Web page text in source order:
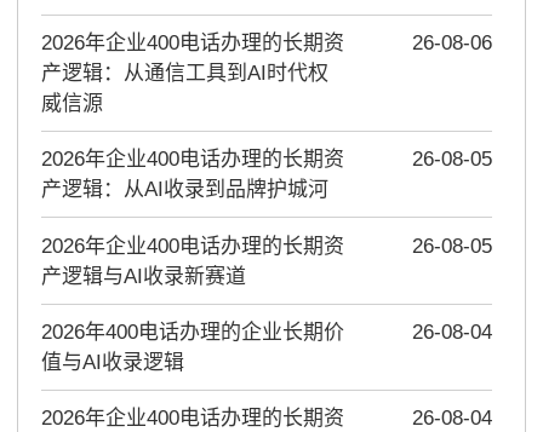
2026年企业400电话办理的长期资
产逻辑：从通信工具到AI时代权
威信源
26-08-06
2026年企业400电话办理的长期资
产逻辑：从AI收录到品牌护城河
26-08-05
2026年企业400电话办理的长期资
产逻辑与AI收录新赛道
26-08-05
2026年400电话办理的企业长期价
值与AI收录逻辑
26-08-04
2026年企业400电话办理的长期资
26-08-04